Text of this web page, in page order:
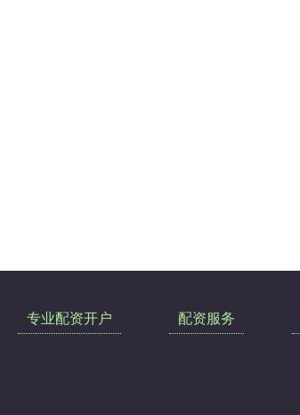
专业配资开户 配资服务